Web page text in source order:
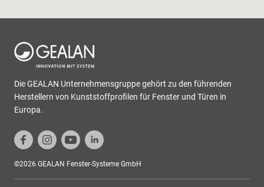
Die GEALAN Unternehmensgruppe gehört zu den führenden
Herstellern von Kunststoffprofilen für Fenster und Türen in
Europa.
©2026 GEALAN Fenster-Systeme GmbH